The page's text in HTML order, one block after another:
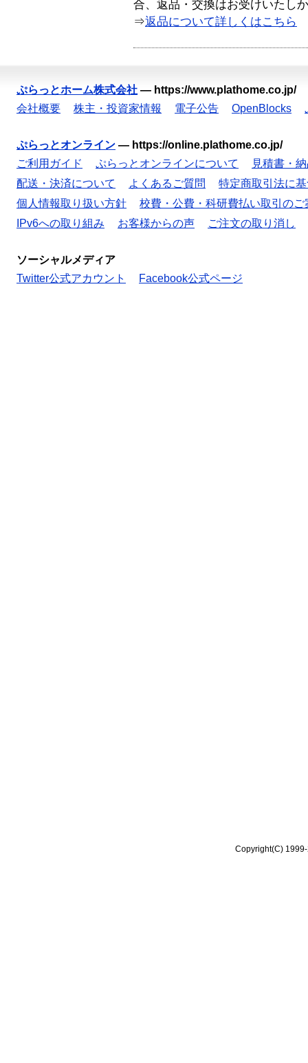
合、返品・交換はお受けいたし
⇒返品について詳しくはこちら
ぷらっとホーム株式会社 — https://www.plathome.co.jp/
会社概要
株主・投資家情報 電子公告 OpenBlocks
ぷらっとオンライン — https://online.plathome.co.jp/
ご利用ガイド
ぷらっとオンラインについて
見積書・
配送・決済について
よくあるご質問
特定商取引法に
個人情報取り扱い方針
校費・公費・科研費払い取引のご
IPv6への取り組み
お客様からの声 ご注文の取り消し
ソーシャルメディア
Twitter公式アカウント
Facebook公式ページ
Copyright(C)